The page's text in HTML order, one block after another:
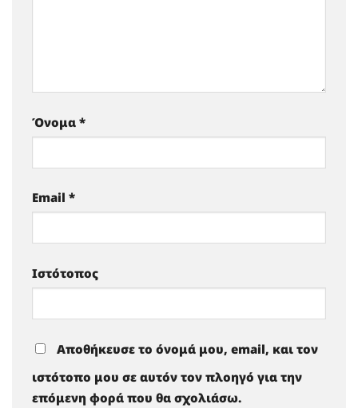
Όνομα *
Email *
Ιστότοπος
Αποθήκευσε το όνομά μου, email, και τον
ιστότοπο μου σε αυτόν τον πλοηγό για την
επόμενη φορά που θα σχολιάσω.